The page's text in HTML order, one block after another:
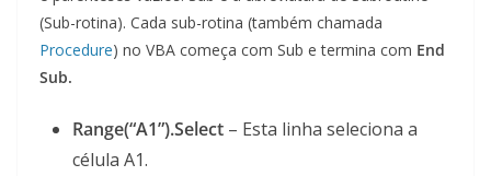
(Sub-rotina). Cada sub-rotina (também chamada
Procedure) no VBA começa com Sub e termina com End
Sub.
Range(“A1”).Select – Esta linha seleciona a
célula A1.